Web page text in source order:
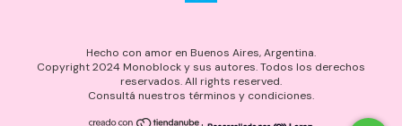
Hecho con amor en Buenos Aires, Argentina.
Copyright 2024 Monoblock y sus autores. Todos los derechos
reservados. All rights reserved.
Consultá nuestros términos y condiciones.